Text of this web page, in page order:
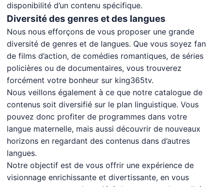
disponibilité d’un contenu spécifique.
Diversité des genres et des langues
Nous nous efforçons de vous proposer une grande
diversité de genres et de langues. Que vous soyez fan
de films d’action, de comédies romantiques, de séries
policières ou de documentaires, vous trouverez
forcément votre bonheur sur king365tv.
Nous veillons également à ce que notre catalogue de
contenus soit diversifié sur le plan linguistique. Vous
pouvez donc profiter de programmes dans votre
langue maternelle, mais aussi découvrir de nouveaux
horizons en regardant des contenus dans d’autres
langues.
Notre objectif est de vous offrir une expérience de
visionnage enrichissante et divertissante, en vous